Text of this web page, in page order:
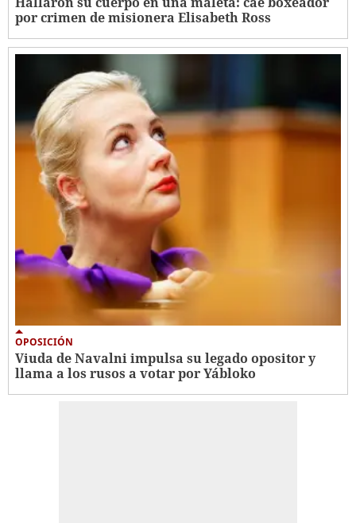
por crimen de misionera Elisabeth Ross
OPOSICIÓN
Viuda de Navalni impulsa su legado opositor y
llama a los rusos a votar por Yábloko